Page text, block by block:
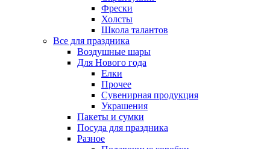
Фрески
Холсты
Школа талантов
Все для праздника
Воздушные шары
Для Нового года
Елки
Прочее
Сувенирная продукция
Украшения
Пакеты и сумки
Посуда для праздника
Разное